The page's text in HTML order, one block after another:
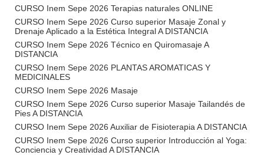
CURSO Inem Sepe 2026 Terapias naturales ONLINE
CURSO Inem Sepe 2026 Curso superior Masaje Zonal y
Drenaje Aplicado a la Estética Integral A DISTANCIA
CURSO Inem Sepe 2026 Técnico en Quiromasaje A
DISTANCIA
CURSO Inem Sepe 2026 PLANTAS AROMATICAS Y
MEDICINALES
CURSO Inem Sepe 2026 Masaje
CURSO Inem Sepe 2026 Curso superior Masaje Tailandés de
Pies A DISTANCIA
CURSO Inem Sepe 2026 Auxiliar de Fisioterapia A DISTANCIA
CURSO Inem Sepe 2026 Curso superior Introducción al Yoga:
Conciencia y Creatividad A DISTANCIA